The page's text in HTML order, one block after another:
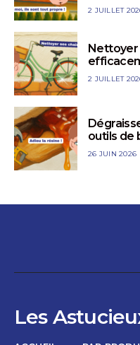
2 JUILLET
Nettoyer
2 JUILLET
outils de
26 JUIN 2026
Les